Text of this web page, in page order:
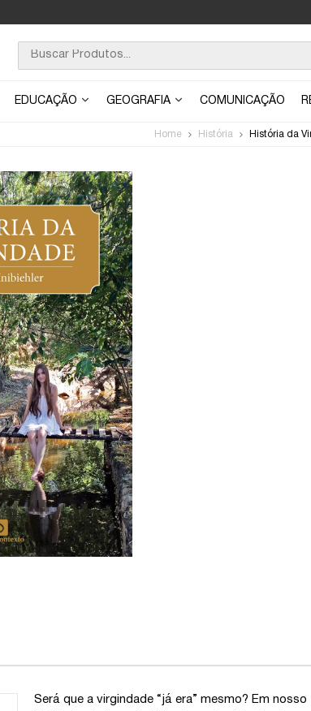
EDUCAÇÃO GEOGRAFIA COMUNICAÇÃO
Home História História da
Será que a virgindade “já era” mesmo? Em